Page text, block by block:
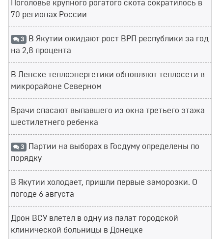
Поголовье крупного рогатого скота сократилось в
70 регионах России
3 В Якутии ожидают рост ВРП республики за год
на 2,8 процента
В Ленске теплоэнергетики обновляют теплосети в
микрорайоне Северном
Врачи спасают выпавшего из окна третьего этажа
шестилетнего ребенка
3 Партии на выборах в Госдуму определены по
порядку
В Якутии холодает, пришли первые заморозки. О
погоде 6 августа
Дрон ВСУ влетел в одну из палат городской
клинической больницы в Донецке